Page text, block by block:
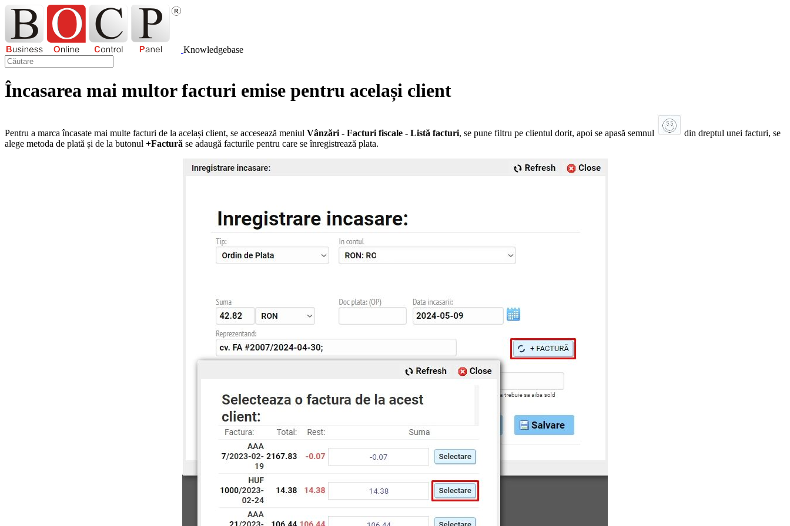
Knowledgebase
Încasarea mai multor facturi emise pentru același client
Pentru a marca încasate mai multe facturi de la același client, se accesează meniul Vânzări - Facturi fiscale - Listă facturi, se pune filtru pe clientul dorit, apoi se apasă semnul
din dreptul unei facturi, se
alege metoda de plată și de la butonul +Factură se adaugă facturile pentru care se înregistrează plata.